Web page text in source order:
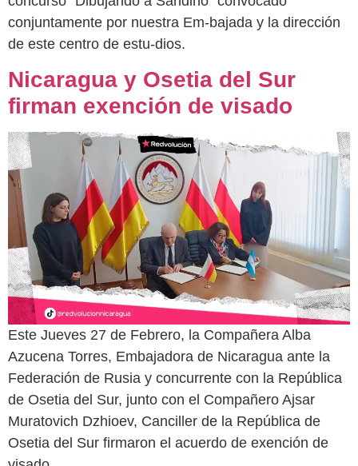
conjuntamente por nuestra Em-bajada y la dirección
de este centro de estu-dios.
Nicaragua y Osetia del Sur
firman exención de visado
Este Jueves 27 de Febrero, la Compañera Alba
Azucena Torres, Embajadora de Nicaragua ante la
Federación de Rusia y concurrente con la República
de Osetia del Sur, junto con el Compañero Ajsar
Muratovich Dzhioev, Canciller de la República de
Osetia del Sur firmaron el acuerdo de exención de